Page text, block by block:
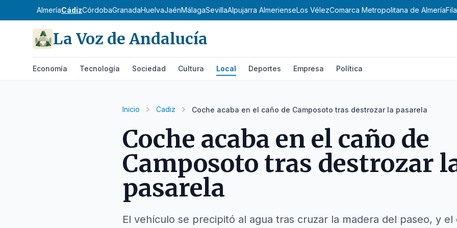
AlmeríaCádizCórdobaGranadaHuelvaJaénMálagaSevillaAlpujarra AlmerienseLos VélezComarca Metropolitana de Almería
La Voz de Andalucía
Economía Tecnología Sociedad Cultura Local Deportes Empresa Política
Inicio Cadiz Coche acaba en el caño de Camposoto tras destrozar la pasarela
Coche acaba en el caño de
Camposoto tras destrozar
pasarela
El vehículo se precipitó al agua tras cruzar la madera del paseo, y